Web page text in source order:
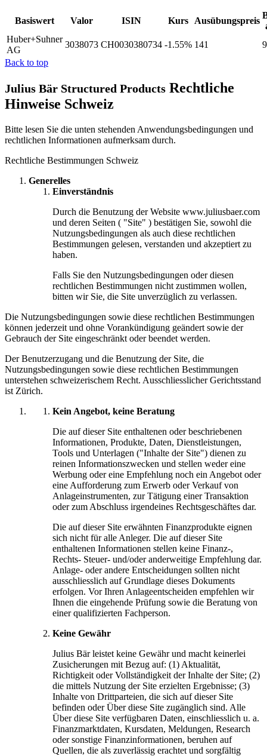
Basiswert Valor ISIN Kurs Ausübungspreis
Huber+Suhner
AG
3038073 CH0030380734 -1.55% 141
Back to top
Julius Bär Structured Products Rechtliche
Hinweise Schweiz
Bitte lesen Sie die unten stehenden Anwendungsbedingungen und
rechtlichen Informationen aufmerksam durch.
Rechtliche Bestimmungen Schweiz
Generelles
Einverständnis
Durch die Benutzung der Website www.juliusbaer.com
und deren Seiten ( "Site" ) bestätigen Sie, sowohl die
Nutzungsbedingungen als auch diese rechtlichen
Bestimmungen gelesen, verstanden und akzeptiert zu
haben.
Falls Sie den Nutzungsbedingungen oder diesen
rechtlichen Bestimmungen nicht zustimmen wollen,
bitten wir Sie, die Site unverzüglich zu verlassen.
Die Nutzungsbedingungen sowie diese rechtlichen Bestimmungen
können jederzeit und ohne Vorankündigung geändert sowie der
Gebrauch der Site eingeschränkt oder beendet werden.
Der Benutzerzugang und die Benutzung der Site, die
Nutzungsbedingungen sowie diese rechtlichen Bestimmungen
unterstehen schweizerischem Recht. Ausschliesslicher Gerichtsstand
ist Zürich.
Kein Angebot, keine Beratung
Die auf dieser Site enthaltenen oder beschriebenen
Informationen, Produkte, Daten, Dienstleistungen,
Tools und Unterlagen ("Inhalte der Site") dienen zu
reinen Informationszwecken und stellen weder eine
Werbung oder eine Empfehlung noch ein Angebot oder
eine Aufforderung zum Erwerb oder Verkauf von
Anlageinstrumenten, zur Tätigung einer Transaktion
oder zum Abschluss irgendeines Rechtsgeschäftes dar.
Die auf dieser Site erwähnten Finanzprodukte eignen
sich nicht für alle Anleger. Die auf dieser Site
enthaltenen Informationen stellen keine Finanz-,
Rechts- Steuer- und/oder anderweitige Empfehlung dar.
Anlage- oder andere Entscheidungen sollten nicht
ausschliesslich auf Grundlage dieses Dokuments
erfolgen. Vor Ihren Anlageentscheiden empfehlen wir
Ihnen die eingehende Prüfung sowie die Beratung von
einer qualifizierten Fachperson.
Keine Gewähr
Julius Bär leistet keine Gewähr und macht keinerlei
Zusicherungen mit Bezug auf: (1) Aktualität,
Richtigkeit oder Vollständigkeit der Inhalte der Site; (2)
die mittels Nutzung der Site erzielten Ergebnisse; (3)
Inhalte von Drittparteien, die sich auf dieser Site
befinden oder Über diese Site zugänglich sind. Alle
Über diese Site verfügbaren Daten, einschliesslich u. a.
Finanzmarktdaten, Kursdaten, Meldungen, Research
oder sonstige Finanzinformationen, beruhen auf
Quellen, die als zuverlässig erachtet und sorgfältig